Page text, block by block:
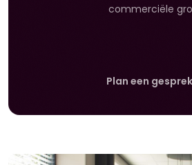
commerciële
Plan een gesprek